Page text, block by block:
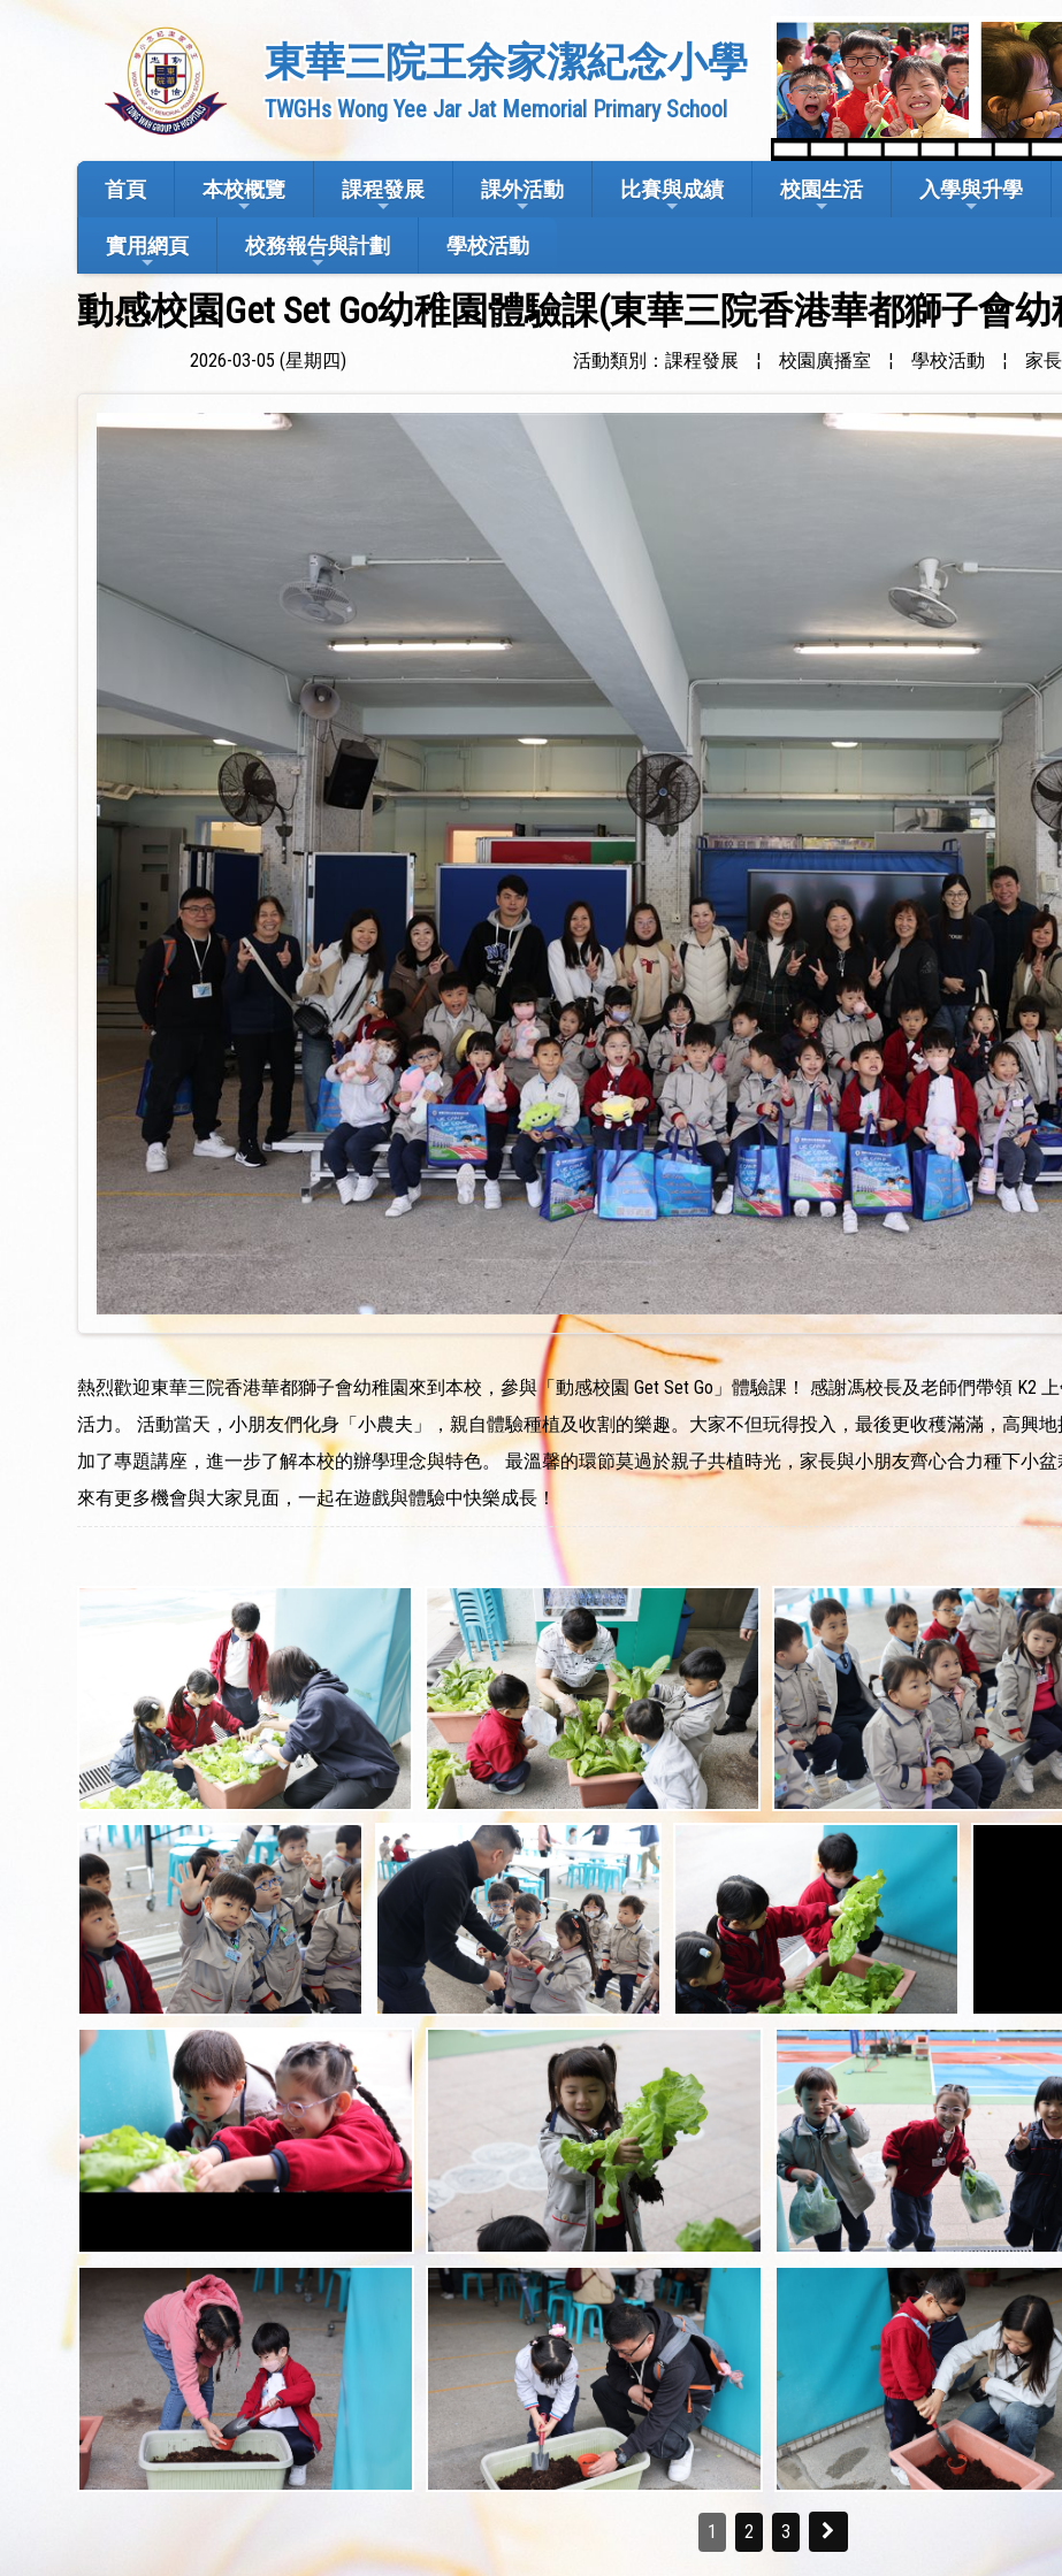
東華三院王余家潔紀念小學
TWGHs Wong Yee Jar Jat Memorial Primary School
首頁 本校概覽 課程發展 課外活動 比賽與成績 校園生活 入學與升學
實用網頁 校務報告與計劃 學校活動
動感校園Get Set Go幼稚園體驗課(東華三院香港華都獅子會
2026-03-05 (星期四) 活動類別：課程發展 ¦ 校園廣播室 ¦ 學校活動 ¦ 家
熱烈歡迎東華三院香港華都獅子會幼稚園來到本校，參與「動感校園 Get Set Go」體驗課！ 感謝馮校長及老師們帶領 K2
活力。 活動當天，小朋友們化身「小農夫」，親自體驗種植及收割的樂趣。大家不但玩得投入，最後更收穫滿滿，高興
加了專題講座，進一步了解本校的辦學理念與特色。 最溫馨的環節莫過於親子共植時光，家長與小朋友齊心合力種下小
來有更多機會與大家見面，一起在遊戲與體驗中快樂成長！
1 2 3